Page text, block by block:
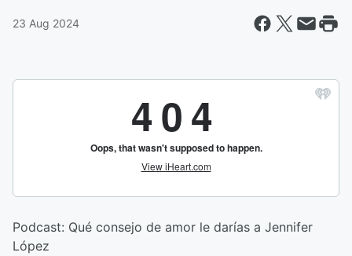
23 Aug 2024
Podcast: Qué consejo de amor le darías a Jennifer
López